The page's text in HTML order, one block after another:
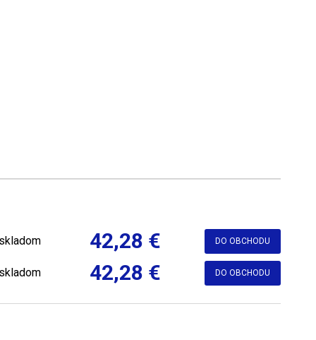
42,28 € DO OBCHODU
42,28 € DO OBCHODU